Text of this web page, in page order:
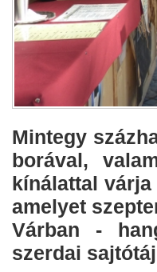
Mintegy
borával,
kínálattal
amelyet
Várban -
szerdai